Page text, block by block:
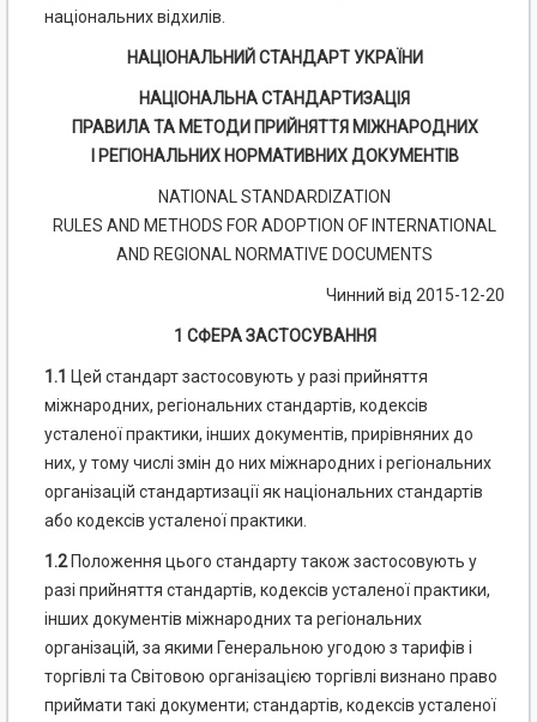
національних відхилів.
НАЦІОНАЛЬНИЙ СТАНДАРТ УКРАЇНИ
НАЦІОНАЛЬНА СТАНДАРТИЗАЦІЯ
ПРАВИЛА ТА МЕТОДИ ПРИЙНЯТТЯ МІЖНАРОДНИХ
І РЕГІОНАЛЬНИХ НОРМАТИВНИХ ДОКУМЕНТІВ
NATIONAL STANDARDIZATION
RULES AND METHODS FOR ADOPTION OF INTERNATIONAL
AND REGIONAL NORMATIVE DOCUMENTS
Чинний від 2015-12-20
1 СФЕРА ЗАСТОСУВАННЯ
1.1 Цей стандарт застосовують у разі прийняття
міжнародних, регіональних стандартів, кодек­сів
усталеної практики, інших документів, прирівняних до
них, у тому числі змін до них міжнародних і регіональних
організацій стандартизації як національних стандартів
або кодексів усталеної практики.
1.2Положення цього стандарту також застосовують у
разі прийняття стандартів, кодексів усталеної практики,
інших документів міжнародних та регіональних
організацій, за якими Генеральною угодою з тарифів і
торгівлі та Світовою організацією торгівлі визнано право
приймати такі документи; стандартів, кодексів усталеної